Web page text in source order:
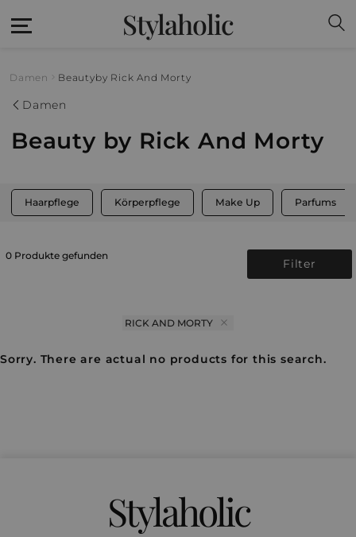
Stylaholic
Damen Beautyby Rick And Morty
Damen
Beauty by Rick And Morty
Haarpflege Körperpflege Make Up Parfums
0 Produkte gefunden
Filter
RICK AND MORTY
Sorry. There are actual no products for this search.
Stylaholic